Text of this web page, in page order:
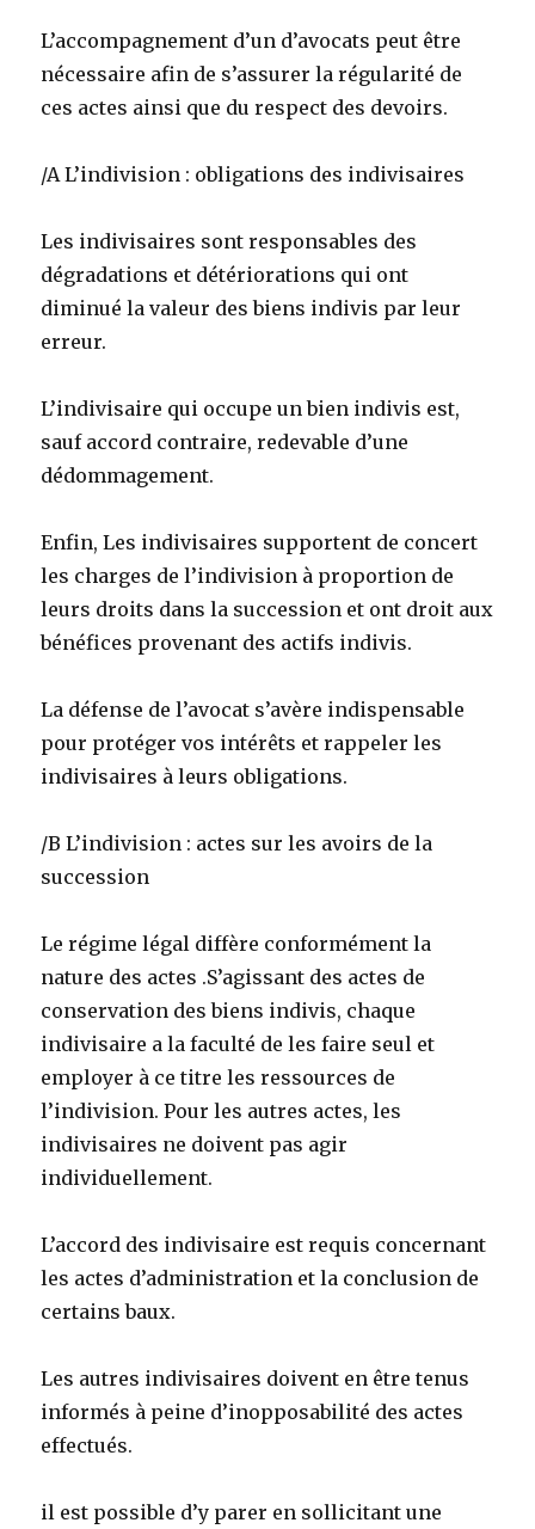
L’accompagnement d’un d’avocats peut être
nécessaire afin de s’assurer la régularité de
ces actes ainsi que du respect des devoirs.
/A L’indivision : obligations des indivisaires
Les indivisaires sont responsables des
dégradations et détériorations qui ont
diminué la valeur des biens indivis par leur
erreur.
L’indivisaire qui occupe un bien indivis est,
sauf accord contraire, redevable d’une
dédommagement.
Enfin, Les indivisaires supportent de concert
les charges de l’indivision à proportion de
leurs droits dans la succession et ont droit aux
bénéfices provenant des actifs indivis.
La défense de l’avocat s’avère indispensable
pour protéger vos intérêts et rappeler les
indivisaires à leurs obligations.
/B L’indivision : actes sur les avoirs de la
succession
Le régime légal diffère conformément la
nature des actes .S’agissant des actes de
conservation des biens indivis, chaque
indivisaire a la faculté de les faire seul et
employer à ce titre les ressources de
l’indivision. Pour les autres actes, les
indivisaires ne doivent pas agir
individuellement.
L’accord des indivisaire est requis concernant
les actes d’administration et la conclusion de
certains baux.
Les autres indivisaires doivent en être tenus
informés à peine d’inopposabilité des actes
effectués.
il est possible d’y parer en sollicitant une